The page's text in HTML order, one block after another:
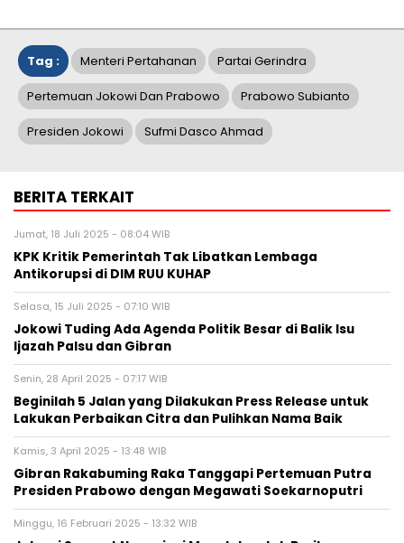
Tag : Menteri Pertahanan Partai Gerindra
Pertemuan Jokowi Dan Prabowo Prabowo Subianto
Presiden Jokowi Sufmi Dasco Ahmad
BERITA TERKAIT
Jumat, 18 Juli 2025 - 08:04 WIB
KPK Kritik Pemerintah Tak Libatkan Lembaga
Antikorupsi di DIM RUU KUHAP
Selasa, 15 Juli 2025 - 07:10 WIB
Jokowi Tuding Ada Agenda Politik Besar di Balik Isu
Ijazah Palsu dan Gibran
Senin, 28 April 2025 - 07:17 WIB
Beginilah 5 Jalan yang Dilakukan Press Release untuk
Lakukan Perbaikan Citra dan Pulihkan Nama Baik
Kamis, 3 April 2025 - 13:48 WIB
Gibran Rakabuming Raka Tanggapi Pertemuan Putra
Presiden Prabowo dengan Megawati Soekarnoputri
Minggu, 16 Februari 2025 - 13:32 WIB